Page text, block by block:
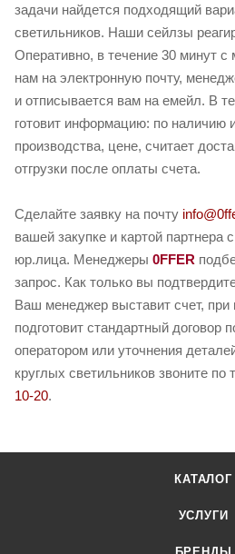
задачи найдется подходящий
светильников. Наши сейлзы
Оперативно, в течение 30 минут с
нам на электронную почту,
и отписывается вам на емейл. В
готовит информацию: по наличию
производства, цене, считает
отгрузки после оплаты счета.
Сделайте заявку на почту
вашей закупке и картой партнера
юр.лица. Менеджеры 0FFER
запрос. Как только вы
Ваш менеджер выставит счет, при
подготовит стандартный договор
оператором или уточнения
круглых светильников звоните по
10-20.
КАТАЛОГ
УСЛУГИ